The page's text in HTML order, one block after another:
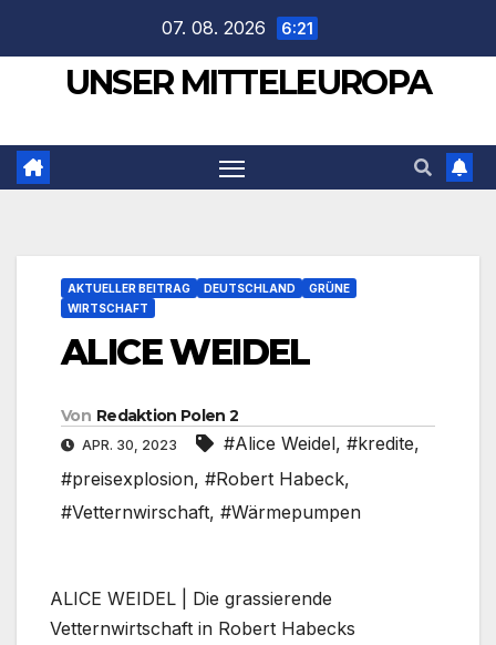
springen
07. 08. 2026 6:21
UNSER MITTELEUROPA
AKTUELLER BEITRAG DEUTSCHLAND
GRÜNE
WIRTSCHAFT
ALICE WEIDEL
Von Redaktion Polen 2
APR. 30, 2023 #Alice Weidel, #kredite,
#preisexplosion, #Robert Habeck,
#Vetternwirschaft, #Wärmepumpen
ALICE WEIDEL | Die grassierende
Vetternwirtschaft in Robert Habecks